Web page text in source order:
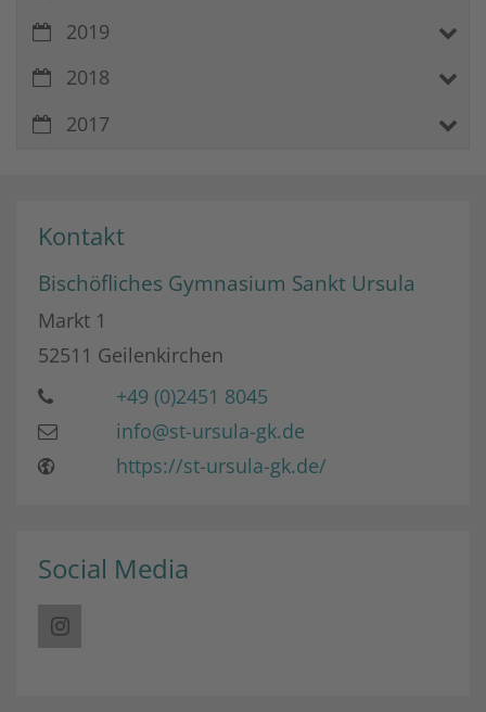
2019
2018
2017
Kontakt
Bischöfliches Gymnasium Sankt Ursula
Markt 1
52511 Geilenkirchen
+49 (0)2451 8045
info@st-ursula-gk.de
https://st-ursula-gk.de/
Social Media